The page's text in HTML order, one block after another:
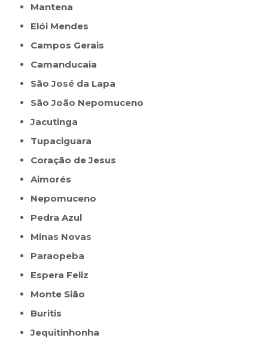
Mantena
Elói Mendes
Campos Gerais
Camanducaia
São José da Lapa
São João Nepomuceno
Jacutinga
Tupaciguara
Coração de Jesus
Aimorés
Nepomuceno
Pedra Azul
Minas Novas
Paraopeba
Espera Feliz
Monte Sião
Buritis
Jequitinhonha